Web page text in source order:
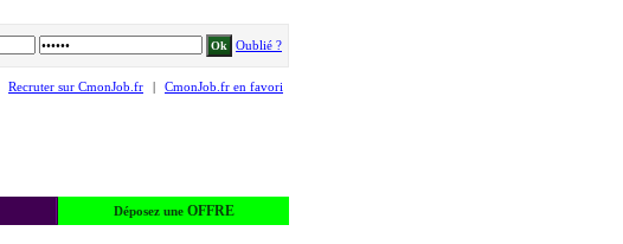
Oublié ?
Recruter sur CmonJob.fr | CmonJob.fr en favori
Déposez une OFFRE